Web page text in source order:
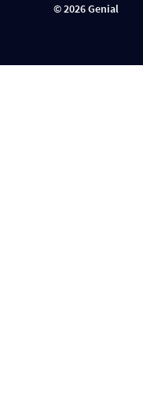
©2026Genial